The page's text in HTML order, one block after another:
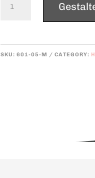
l
t
SKU:601-05-M CATEGORY: